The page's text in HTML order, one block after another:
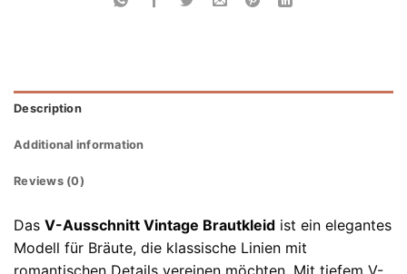
Description
Additional information
Reviews (0)
Das V-Ausschnitt Vintage Brautkleid ist ein elegantes
Modell für Bräute, die klassische Linien mit